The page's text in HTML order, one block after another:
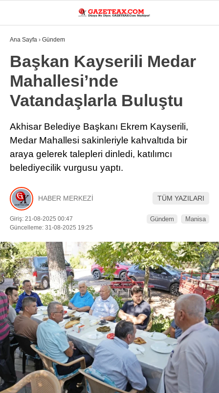
WhatsApp İhbar Hattı
Facebook
Instagram
19.7
MANISA
DÜNYA
ASAYIŞ
SIYASET
EKONOMI
YEREL
EĞITIM
Ana Sayfa › Gündem
Başkan Kayserili Medar
Mahallesi’nde
Vatandaşlarla Buluştu
Akhisar Belediye Başkanı Ekrem Kayserili,
Medar Mahallesi sakinleriyle kahvaltıda bir
araya gelerek talepleri dinledi, katılımcı
belediyecilik vurgusu yaptı.
HABER MERKEZİ TÜM YAZILARI
Giriş: 21-08-2025 00:47
Güncelleme: 31-08-2025 19:25
Gündem Manisa